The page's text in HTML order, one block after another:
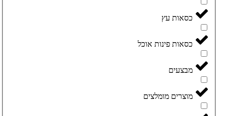
כסאות עץ
כסאות פינות אוכל
מבצעים
מוצרים מומלצים